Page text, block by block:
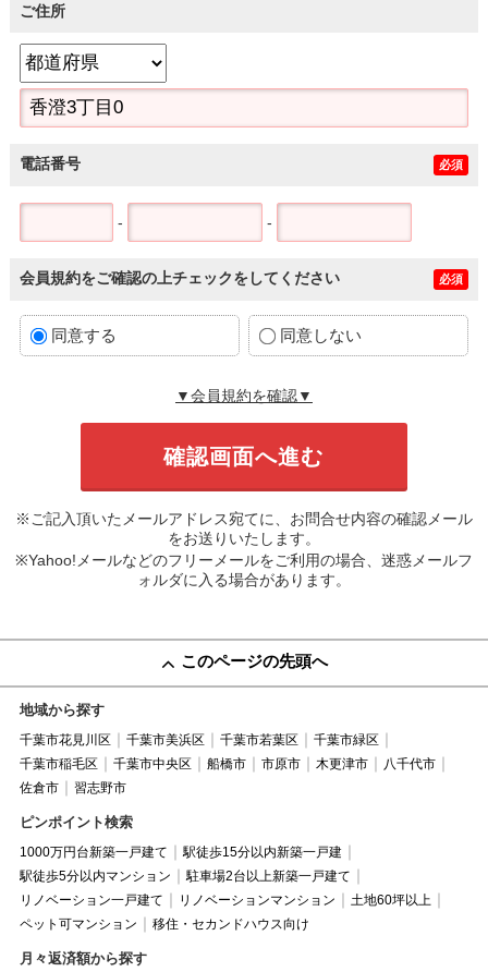
ご住所
電話番号 必須
- -
会員規約をご確認の上チェックをしてください 必須
同意する 同意しない
▼会員規約を確認▼
※ご記入頂いたメールアドレス宛てに、お問合せ内容の確認メール
をお送りいたします。
※Yahoo!メールなどのフリーメールをご利用の場合、迷惑メールフ
ォルダに入る場合があります。
このページの先頭へ
地域から探す
千葉市花見川区 千葉市美浜区 千葉市若葉区
千葉市緑区
千葉市稲毛区
千葉市中央区 船橋市 市原市 木更津市
八千代市
佐倉市
習志野市
ピンポイント検索
1000万円台新築一戸建て
駅徒歩15分以内新築一戸建
駅徒歩5分以内マンション
駐車場2台以上新築一戸建て
リノベーション一戸建て
リノベーションマンション
土地60坪以上
ペット可マンション
移住・セカンドハウス向け
月々返済額から探す